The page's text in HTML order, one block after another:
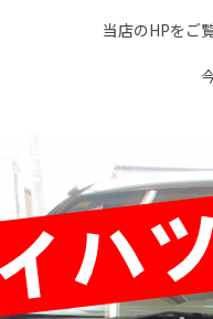
当店のHPをご